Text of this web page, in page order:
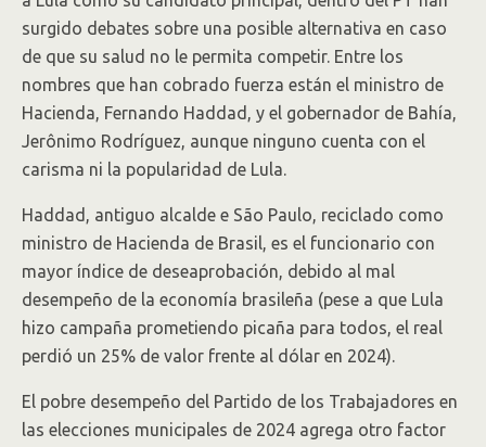
surgido debates sobre una posible alternativa en caso
de que su salud no le permita competir. Entre los
nombres que han cobrado fuerza están el ministro de
Hacienda, Fernando Haddad, y el gobernador de Bahía,
Jerônimo Rodríguez, aunque ninguno cuenta con el
carisma ni la popularidad de Lula.
Haddad, antiguo alcalde e São Paulo, reciclado como
ministro de Hacienda de Brasil, es el funcionario con
mayor índice de deseaprobación, debido al mal
desempeño de la economía brasileña (pese a que Lula
hizo campaña prometiendo picaña para todos, el real
perdió un 25% de valor frente al dólar en 2024).
El pobre desempeño del Partido de los Trabajadores en
las elecciones municipales de 2024 agrega otro factor